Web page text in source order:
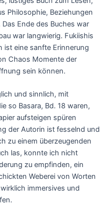
Philosophie, Beziehungen
Ende des Buches war
war langwierig. Fukiishis
ist eine sanfte Erinnerung
Chaos Momente der
sein können.
und sinnlich, mit
so Basara, Bd. 18 waren,
aufsteigen spüren
der Autorin ist fesselnd und
zu einem überzeugenden
las, konnte ich nicht
zu empfinden, ein
Weberei von Worten
immersives und